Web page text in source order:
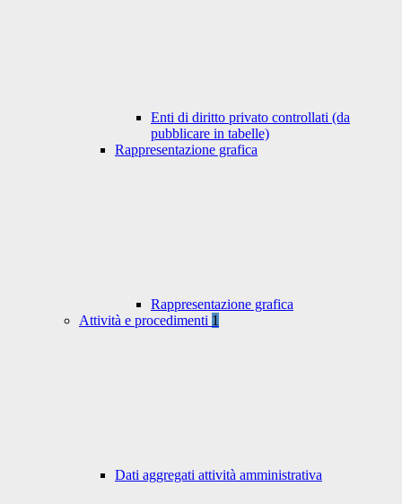
Enti di diritto privato controllati (da
pubblicare in tabelle)
Rappresentazione grafica
Rappresentazione grafica
Attività e procedimenti 1
Dati aggregati attività amministrativa